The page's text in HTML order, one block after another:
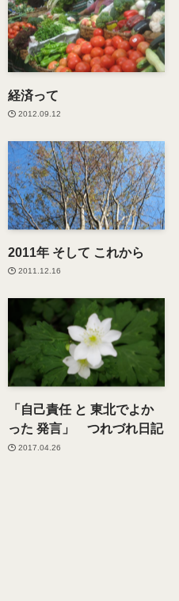
経済って
2012.09.12
2011年 そして これから
2011.12.16
「自己責任 と 東北でよか
った 発言」 つれづれ日記
2017.04.26